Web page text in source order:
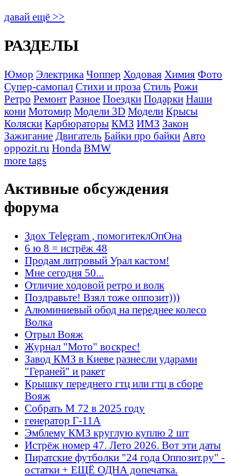
давай ещё >>
РАЗДЕЛЫ
Юмор Электрика Чоппер Ходовая Химия Фото
Супер-самопал Стихи и проза Стиль Рожи
Ретро Ремонт Разное Поездки Подарки Наши
кони Мотомир Модели 3D Модели Крысы
Коляски Карбюраторы КМЗ ИМЗ Закон
Зажигание Двигатель Байки про байки Авто
oppozit.ru Honda BMW
more tags
Активные обсуждения
форума
Здох Telegram , помогитеклОпОна
6 ю 8 = истрёж 48
Продам литровый Урал кастом!
Мне сегодня 50...
Отличие ходовой ретро и волк
Поздравьте! Взял тоже оппозит)))
Алюминиевый обод на переднее колесо
Волка
Отрыл Вояж
Журнал "Мото" воскрес!
Завод КМЗ в Киеве разнесли ударами
"Гераней" и ракет
Крышку переднего гтц или гтц в сборе
Вояж
Собрать М 72 в 2025 году
генератор Г-11А
Эмблему КМЗ круглую куплю 2 шт
Истрёж номер 47. Лето 2026. Вот эти даты
Пиратские футболки "24 года Оппозит.ру" -
остатки + ЕЩЁ ОДНА допечатка.